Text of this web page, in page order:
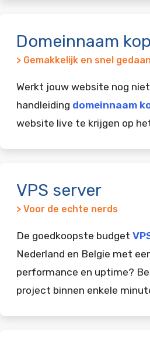
Domeinnaam
> Gemakkelijk en snel gedaan
Werkt jouw website nog
handleiding domeinnaam
website live te krijgen op
VPS server
> Voor de echte nerds
De goedkoopste budget
Nederland en Belgie met
performance en uptime?
project binnen enkele